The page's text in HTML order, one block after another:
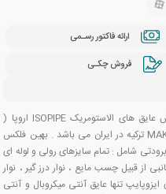
ارائه فاکتور رسـمی
فروش چکـی
نماینده انحصاری فروش عایق های الاستومریک ISOPIPE اروپا (
محصول مشترک یونان واسپانیا ) و MAKROTEKNIK ترکیه در ایران می باشد . بهین فلکس
شامل : تمام سایزهای رولی و لوله ای
قبیل چسب مایع ، نوار درز گیر ، نوار
تنها عایق آنتی میکروبال و آنتی